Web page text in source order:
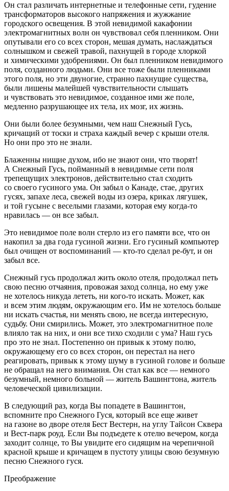
Он стал различать интернетные и телефонные сети, гудение
трансформаторов высокого напряжения и жужжание
городского освещения. В этой невидимой какафонии
электромагнитных волн он чувствовал себя пленником. Они
опутывали его со всех сторон, мешая думать, наслаждаться
солнышком и свежей травой, пахнущей в городе хлоркой
и химическими удобрениями. Он был пленником невидимого
поля, созданного людьми. Они все тоже были пленниками
этого поля, но эти двуногие, странно пахнущие существа,
были лишены малейшей чувствительности слышать
и чувствовать это невидимое, созданное ими же поле,
медленно разрушающее их тела, их мозг, их жизнь.
Они были более безумными, чем наш Снежный Гусь,
кричащий от тоски и страха каждый вечер с крыши отеля.
Но они про это не знали.
Блаженны нищие духом, ибо не знают они, что творят!
А Снежный Гусь, пойманный в невидимые сети поля
трепещущих электронов, действительно стал сходить
со своего гусиного ума. Он забыл о Канаде, стае, других
гусях, запахе леса, свежей воды из озера, криках лягушек,
и той гусыне с веселыми глазами, которая ему когда-то
нравилась — он все забыл.
Это невидимое поле волн стерло из его памяти все, что он
накопил за два года гусиной жизни. Его гусиный компьютер
был очищен от воспоминаний — кто-то сделал ре-бут, и он
забыл все.
Снежный гусь продолжал жить около отеля, продолжал петь
свою песню отчаяния, провожая заход солнца, но ему уже
не хотелось никуда лететь, ни кого-то искать. Может, как
и всем этим людям, окружающим его. Им не хотелось больше
ни искать счастья, ни менять свою, не всегда интересную,
судьбу. Они смирились. Может, это электромагнитное поле
влияло так на них, и они все тихо сходили с ума? Наш гусь
про это не знал. Постепенно он привык к этому полю,
окружающему его со всех сторон, он перестал на него
реагировать, привык к этому шуму в гусиной голове и больше
не обращал на него внимания. Он стал как все — немного
безумный, немного больной — житель Вашингтона, житель
человеческой цивилизации.
В следующий раз, когда Вы попадете в Вашингтон,
вспомните про Снежного Гуся, который все еще живет
на газоне во дворе отеля Бест Вестерн, на углу Тайсон Сквера
и Вест-парк роуд. Если Вы подъедете к отелю вечером, когда
заходит солнце, то Вы увидите его сидящим на черепичной
красной крыше и кричащем в пустоту улицы свою безумную
песню Снежного гуся.
Преображение